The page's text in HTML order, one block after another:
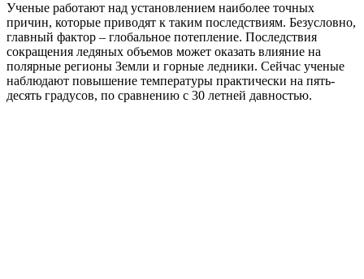
Ученые работают над установлением наиболее точных
причин, которые приводят к таким последствиям. Безусловно,
главный фактор – глобальное потепление. Последствия
сокращения ледяных объемов может оказать влияние на
полярные регионы Земли и горные ледники. Сейчас ученые
наблюдают повышение температуры практически на пять-
десять градусов, по сравнению с 30 летней давностью.